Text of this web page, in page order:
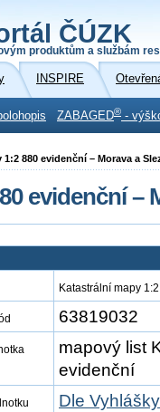
ČÚZK
produktům a službám
INSPIRE
ZABAGED® -
880 evidenční – Morava a
evidenční –
Katastrální mapy
63819032
mapový list
evidenční
Dle